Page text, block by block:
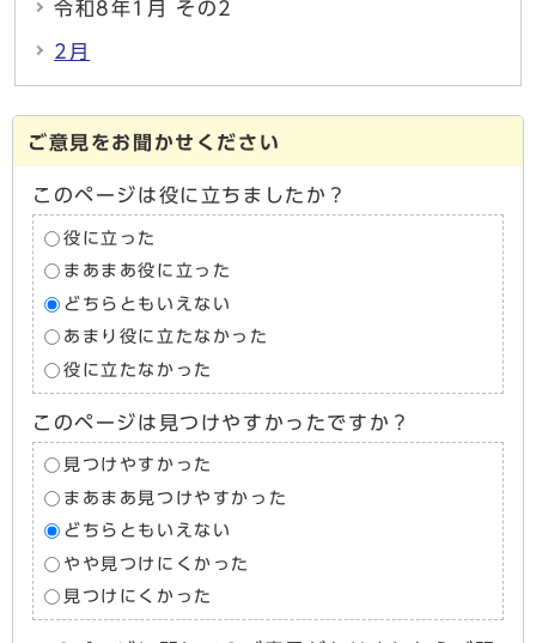
令和8年1月 その2
2月
ご意見をお聞かせください
このページは役に立ちましたか？
役に立った
まあまあ役に立った
どちらともいえない
あまり役に立たなかった
役に立たなかった
このページは見つけやすかったですか？
見つけやすかった
まあまあ見つけやすかった
どちらともいえない
やや見つけにくかった
見つけにくかった